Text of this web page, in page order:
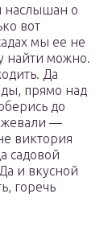
наслышан о
вот
мы ее не
найти можно.
Да
прямо над
до
—
виктория
садовой
и вкусной
горечь